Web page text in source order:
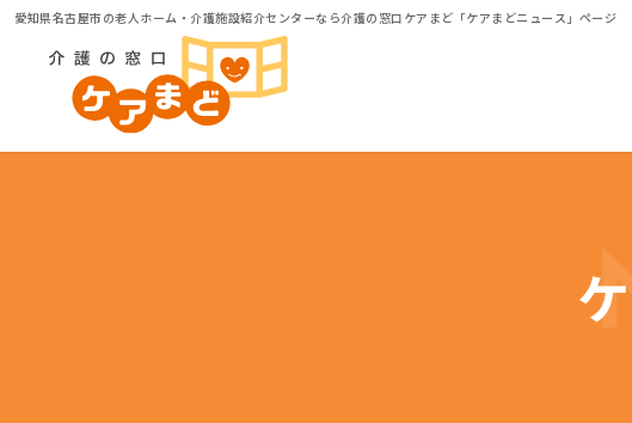
愛知県名古屋市の老人ホーム・介護施設紹介センターなら介護の窓口ケアまど「ケアまどニュース」ページ